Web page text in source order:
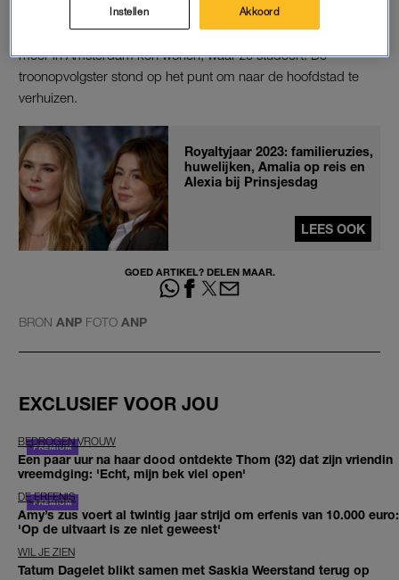
bedreigingen aan prinses Amalia
jaar werd bekend dat Amalia als gevolg van bedreigingen niet
meer in Amsterdam kon wonen, waar ze studeert. De
troonopvolgster stond op het punt om naar de hoofdstad te
verhuizen.
Royaltyjaar 2023: familieruzies,
huwelijken, Amalia op reis en
Alexia bij Prinsjesdag
LEES OOK
GOED ARTIKEL? DELEN MAAR.
BRON ANP FOTO ANP
EXCLUSIEF VOOR JOU
BEDROGEN VROUW
Een paar uur na haar dood ontdekte Thom (32) dat zijn vriendin
vreemdging: 'Echt, mijn bek viel open'
DE ERFENIS
Amy’s zus voert al twintig jaar strijd om erfenis van 10.000 euro:
'Op de uitvaart is ze niet geweest'
WIL JE ZIEN
Tatum Dagelet blikt samen met Saskia Weerstand terug op
Instellen Akkoord